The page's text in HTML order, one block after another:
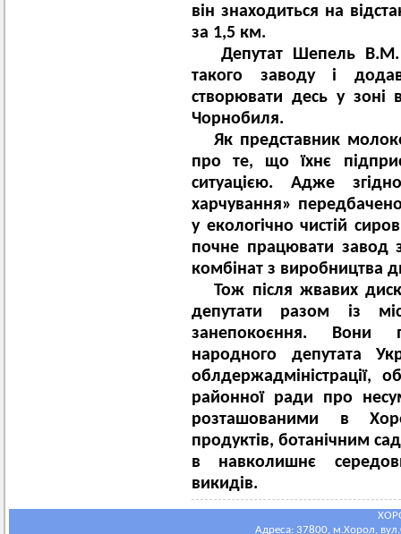
він знаходиться на
за 1,5 км.
Депутат Шепель В.М.
такого заводу і
створювати десь у зоні
Чорнобиля.
Як представник
про те, що їхнє
ситуацією. Адже
харчування»
у екологічно чистій
почне працювати завод
комбінат з виробництва
Тож після жвавих
депутати разом із
занепокоєння. Вони
народного депутата
облдержадміністрації,
районної ради про
розташованими в
продуктів, ботанічним
в навколишнє
викидів.
Адреса: 37800, м.Хорол,